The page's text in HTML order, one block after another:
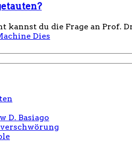
du die Frage an Prof.
Dies
D. Basiago